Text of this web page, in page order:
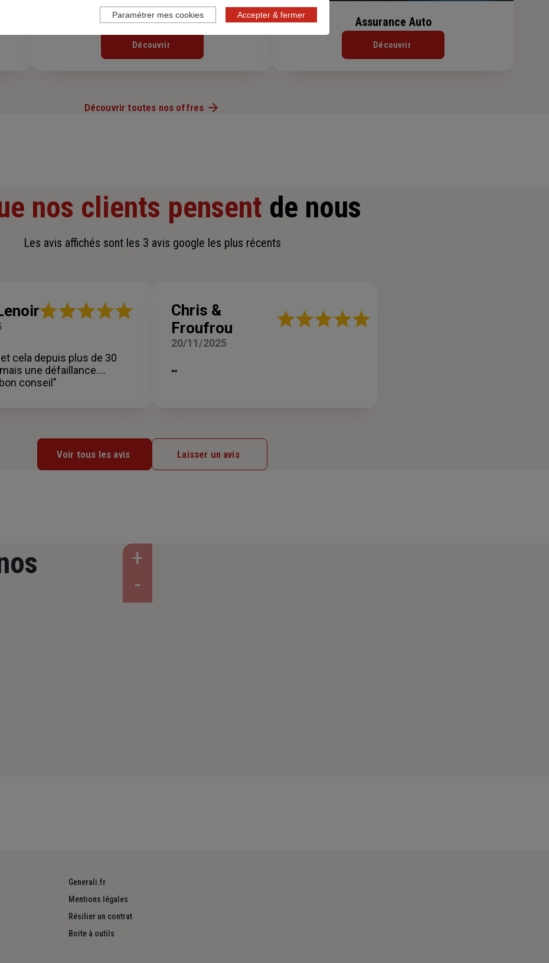
Assurance Habitation
Découvrir
Assurance Auto
Découvrir
Découvrir toutes nos offres
nos clients pensent de nous
Les avis affichés sont les 3 avis google les plus récents
Note
5
étoiles
cela depuis plus de 30
une défaillance....
conseil"
Chris &
Froufrou
Note
20/11/2025
""
Voir tous les avis Laisser un avis
Generali.fr
Mentions légales
Résilier un contrat
Boite à outils
Accepter & fermer
Paramétrer mes cookies